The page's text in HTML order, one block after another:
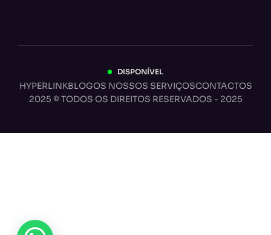
DISPONÍVEL
HYPERLINKBLOGOS NOSSOS SERVIÇOSCONTACTOS
2025 © TODOS OS DIREITOS RESERVADOS - 2025